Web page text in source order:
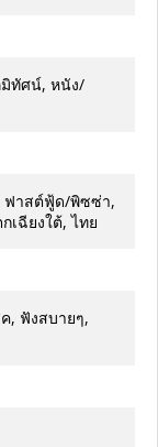
ทัศน์, หนัง/
ฟาสต์ฟู้ด/พิซซ่า,
เฉียงใต้, ไทย
, ฟังสบายๆ,